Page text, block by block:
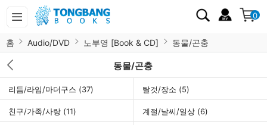
0
홈 Audio/DVD 노부영 [Book & CD] 동물/곤충
동물/곤충
리듬/라임/마더구스 (37) 탈것/장소 (5)
친구/가족/사랑 (11) 계절/날씨/일상 (6)